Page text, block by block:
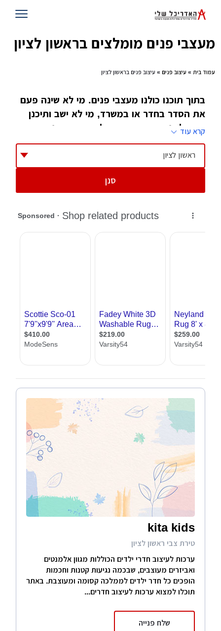
מעצבי פנים מומלצים בראשון לציון
עמוד בית » עיצוב פנים » עיצוב פנים בראשון לציון
בתוך תוכנו כולנו מעצבי פנים. מי לא שינה פעם
את הסדר בחדר או במשרד, מי לא ישב ותיכנן
כיצד לשנות את העיצוב של הבית מבפנים. רק
מעטים הלכו ולמדו את זה. הם גם הטובים ביותר
בתחום
ספק אם כאשר המציאו המקצוע עיצוב פנים, מישהו
עיצוב פנים מגלם בתוכו הכל, עיצוב של מבנה
הבית מבפנים, מיקום הרהיטים, עיצוב החדרים,
עיצוב קירות ומה לא. אך עם הזמן התפתחו להם
ובכן, בזמן שאדריכלות עוסקת בעיצוב המבנה
כולו, עיצוב פנים אחראי רק על
עיצוב החללים
הפנימיים
. הם יתעסקו יותר עם היופי ופחות עם
העיצוב מהזוויות ההנדסיות שלו. זה כמובן לא
מפחית מחשיבותם, ולמען האמת, כאשר בוחנים
בית, יש מי שממהר לבחון אותו קודם מבפנים ואחר
כך את המבנה שלו.
קרא עוד
ראשון לציון
סנן
kita kids
טירת צבי ראשון לציון
ערכות לעיצוב חדרי ילדים הכוללות מגוון אלמנטים
ואביזרים מעוצבים, שבכמה נגיעות קטנות וחכמות
הופכים כל חדר ילדים לממלכה קסומה ומעוצבת. באתר
תוכלו למצוא ערכות לעיצוב חדרים...
שלח פנייה